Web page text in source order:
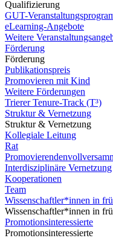
Qualifizierung
GUT-
eLearning-Angebote
Weitere
Förderung
Förderung
Publikationspreis
Promovieren mit Kind
Weitere Förderungen
Trierer Tenure-Track (T³)
Struktur & Vernetzung
Struktur & Vernetzung
Kollegiale Leitung
Rat
Interdisziplinäre Vernetzung
Kooperationen
Team
Wissenschaftler*innen in
Wissenschaftler*innen in
Promotionsinteressierte
Promotionsinteressierte